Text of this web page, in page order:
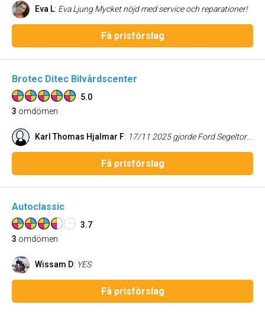
Eva L: Eva Ljung Mycket nöjd med service och reparationer!
Få prisförslag
Brotec Ditec Bilvårdscenter
5.0
3 omdömen
Karl Thomas Hjalmar F: 17/11 2025 gjorde Ford Segeltorp återlämningsgranskning efter att jag leasat Focusen i 6 år. Vid en tre år tidigare service hade Ford noterat minst fem repor och skrap på lacken. Men nu hade jag 14/11 vänt mig till Brotec Bro och Johan som gjort en recond av lacken. Ingen anmärkning av Ford! Tvärtom. Bilen såg ju nästan ut som ny! Tack Brotec. //Thomas Fridén
Få prisförslag
Autoclassic
3.7
3 omdömen
Wissam D: YES
Få prisförslag